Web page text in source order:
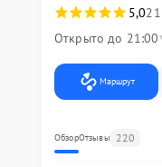
5,0
Открыто до 21:00
Маршрут
ОбзорОтзывы 220